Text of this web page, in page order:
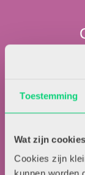
Toestemming
Wat zijn
Cookies zijn
5041